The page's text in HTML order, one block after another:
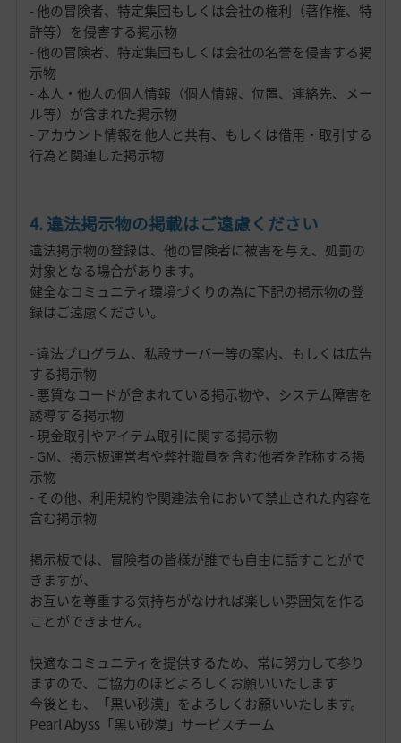
- 他の冒険者、特定集団もしくは会社の権利（著作権、特
許等）を侵害する掲示物
- 他の冒険者、特定集団もしくは会社の名誉を侵害する掲
示物
- 本人・他人の個人情報（個人情報、位置、連絡先、メー
ル等）が含まれた掲示物
- アカウント情報を他人と共有、もしくは借用・取引する
行為と関連した掲示物
4. 違法掲示物の掲載はご遠慮ください
違法掲示物の登録は、他の冒険者に被害を与え、処罰の
対象となる場合があります。
健全なコミュニティ環境づくりの為に下記の掲示物の登
録はご遠慮ください。
- 違法プログラム、私設サーバー等の案内、もしくは広告
する掲示物
- 悪質なコードが含まれている掲示物や、システム障害を
誘導する掲示物
- 現金取引やアイテム取引に関する掲示物
- GM、掲示板運営者や弊社職員を含む他者を詐称する掲
示物
- その他、利用規約や関連法令において禁止された内容を
含む掲示物
掲示板では、冒険者の皆様が誰でも自由に話すことがで
きますが、
お互いを尊重する気持ちがなければ楽しい雰囲気を作る
ことができません。
快適なコミュニティを提供するため、常に努力して参り
ますので、ご協力のほどよろしくお願いいたします
今後とも、「黒い砂漠」をよろしくお願いいたします。
Pearl Abyss「黒い砂漠」サービスチーム